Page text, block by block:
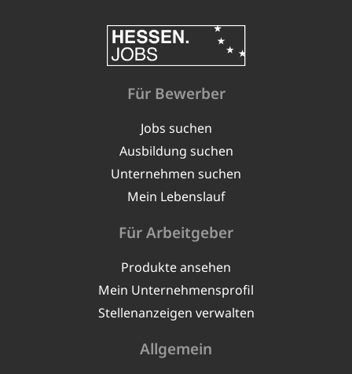
Für Bewerber
Jobs suchen
Ausbildung suchen
Unternehmen suchen
Mein Lebenslauf
Für Arbeitgeber
Produkte ansehen
Mein Unternehmensprofil
Stellenanzeigen verwalten
Allgemein